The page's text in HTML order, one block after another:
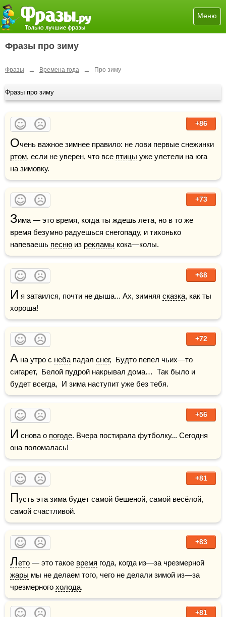
Меню
Фразы про зиму
Фразы → Времена года → Про зиму
Фразы про зиму
+86
О
ртом, если не уверен, что все птицы уже улетели на юга
на зимовку.
+73
Зима — это время, когда ты ждешь лета, но в то же
время безумно радуешься снегопаду, и тихонько
напеваешь песню из рекламы кока—колы.
+68
И я затаился, почти не дыша... Ах, зимняя сказка, как ты
хороша!
+72
А на утро с неба падал снег,  Будто пепел чьих—то
сигарет,  Белой пудрой накрывал дома…  Так было и
будет всегда,  И зима наступит уже без тебя.
+56
И снова о погоде. Вчера постирала футболку... Сегодня
она поломалась!
+81
Пусть эта зима будет самой бешеной, самой весёлой,
самой счастливой.
+83
Лето — это такое время
жары мы не делаем того, чего не делали зимой из—за
чрезмерного холода.
+81